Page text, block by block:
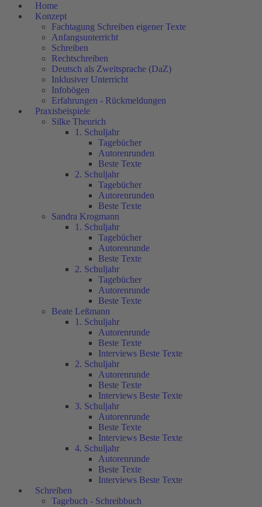
Home
Konzept
Fachtagung Schreiben eigener Texte
Anfangsunterricht
Schreiben
Rechtschreiben
Deutsch als Zweitsprache (DaZ)
Inklusiver Unterricht
Infobögen
Erfahrungen - Rückmeldungen
Praxisbeispiele
Silke Theurich
1. Schuljahr
Tagebücher
Autorenrunden
Beste Texte
2. Schuljahr
Tagebücher
Autorenrunden
Beste Texte
Sandra Krogmann
1. Schuljahr
Tagebücher
Autorenrunde
Beste Texte
2. Schuljahr
Tagebücher
Autorenrunde
Beste Texte
Beate Leßmann
1. Schuljahr
Autorenrunde
Beste Texte
Interviews Beste Texte
2. Schuljahr
Autorenrunde
Beste Texte
Interviews Beste Texte
3. Schuljahr
Autorenrunde
Beste Texte
Interviews Beste Texte
4. Schuljahr
Autorenrunde
Beste Texte
Interviews Beste Texte
Schreiben
Tagebuch - Schreibbuch